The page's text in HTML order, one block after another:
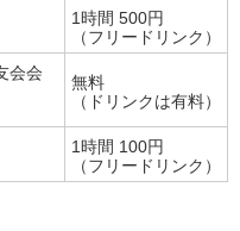
1時間 500円
（フリードリンク）
会会
無料
（ドリンクは有料）
1時間 100円
（フリードリンク）